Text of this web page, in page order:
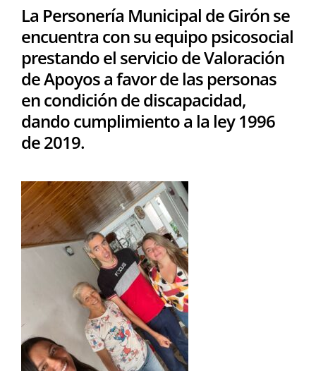
La Personería Municipal de Girón se
encuentra con su equipo psicosocial
prestando el servicio de Valoración
de Apoyos a favor de las personas
en condición de discapacidad,
dando cumplimiento a la ley 1996
de 2019.